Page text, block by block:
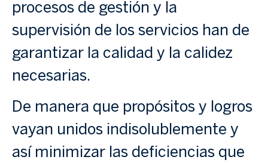
procesos de gestión y la
supervisión de los servicios han de
garantizar la calidad y la calidez
necesarias.
De manera que propósitos y logros
vayan unidos indisolublemente y
así minimizar las deficiencias que